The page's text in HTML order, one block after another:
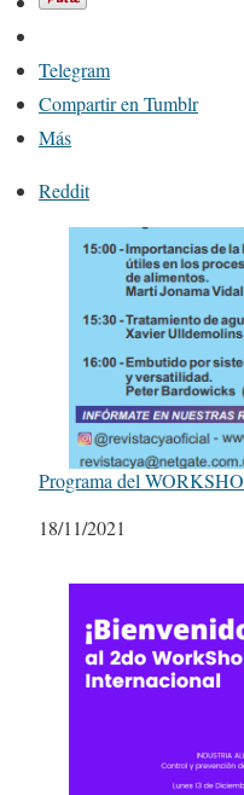
Telegram
Compartir en Tumblr
Más
Reddit
Programa del
Fecha
18/11/2021